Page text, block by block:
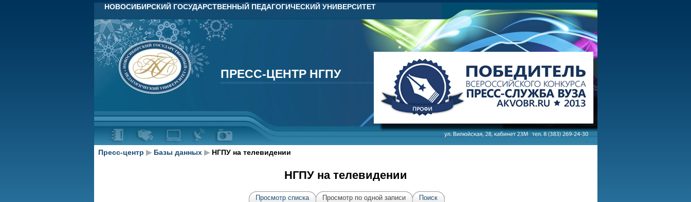
НОВОСИБИРСКИЙ ГОСУДАРСТВЕННЫЙ ПЕДАГОГИЧЕСКИЙ УНИВЕРСИТЕТ
ПРЕСС-ЦЕНТР НГПУ
ПРЕСС-ЦЕНТР НГПУ
Пресс-центр ▶ Базы данных ▶НГПУ на телевидении
НГПУ на телевидении
Просмотр списка Просмотр по одной записи Поиск